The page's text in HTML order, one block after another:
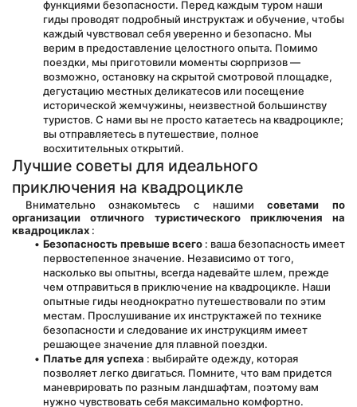
функциями безопасности. Перед каждым туром наши
гиды проводят подробный инструктаж и обучение, чтобы
каждый чувствовал себя уверенно и безопасно. Мы
верим в предоставление целостного опыта. Помимо
поездки, мы приготовили моменты сюрпризов —
возможно, остановку на скрытой смотровой площадке,
дегустацию местных деликатесов или посещение
исторической жемчужины, неизвестной большинству
туристов. С нами вы не просто катаетесь на квадроцикле;
вы отправляетесь в путешествие, полное
восхитительных открытий.
Лучшие советы для идеального
приключения на квадроцикле
Внимательно ознакомьтесь с нашими советами по
организации отличного туристического приключения на
квадроциклах :
Безопасность превыше всего : ваша безопасность имеет
первостепенное значение. Независимо от того,
насколько вы опытны, всегда надевайте шлем, прежде
чем отправиться в приключение на квадроцикле. Наши
опытные гиды неоднократно путешествовали по этим
местам. Прослушивание их инструктажей по технике
безопасности и следование их инструкциям имеет
решающее значение для плавной поездки.
Платье для успеха : выбирайте одежду, которая
позволяет легко двигаться. Помните, что вам придется
маневрировать по разным ландшафтам, поэтому вам
нужно чувствовать себя максимально комфортно.